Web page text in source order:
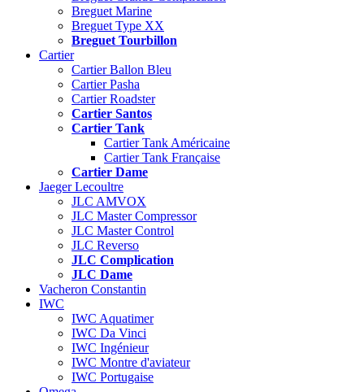
Breguet Marine
Breguet Type XX
Breguet Tourbillon
Cartier
Cartier Ballon Bleu
Cartier Pasha
Cartier Roadster
Cartier Santos
Cartier Tank
Cartier Tank Américaine
Cartier Tank Française
Cartier Dame
Jaeger Lecoultre
JLC AMVOX
JLC Master Compressor
JLC Master Control
JLC Reverso
JLC Complication
JLC Dame
Vacheron Constantin
IWC
IWC Aquatimer
IWC Da Vinci
IWC Ingénieur
IWC Montre d'aviateur
IWC Portugaise